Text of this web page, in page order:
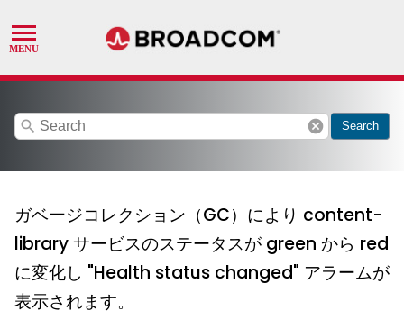
search cancel Search
ガベージコレクション（GC）により content-
library サービスのステータスが green から red
に変化し "Health status changed" アラームが
表示されます。